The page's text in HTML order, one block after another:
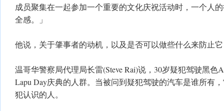
成员聚集在一起参加一个重要的文化庆祝活动时，一个人
全感。」
他说，关于肇事者的动机，以及是否可以做些什么来防止
温哥华警察局代理局长雷(Steve Rai)说，30岁疑犯驾驶黑色
Lapu Day庆典的人群。当被问到疑犯驾驶的汽车是谁所有
犯认识的人。